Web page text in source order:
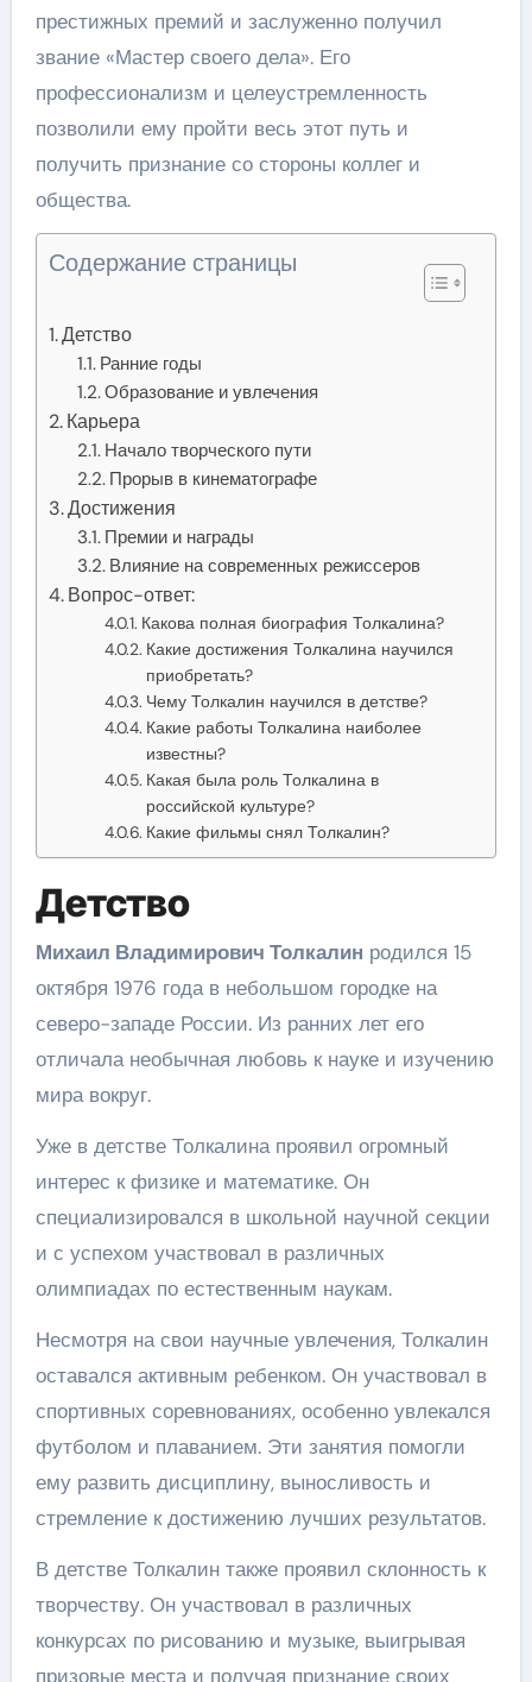
престижных премий и заслуженно получил
звание «Мастер своего дела». Его
профессионализм и целеустремленность
позволили ему пройти весь этот путь и
получить признание со стороны коллег и
общества.
Содержание страницы
Детство
Ранние годы
Образование и увлечения
Карьера
Начало творческого пути
Прорыв в кинематографе
Достижения
Премии и награды
Влияние на современных режиссеров
Вопрос-ответ:
Какова полная биография Толкалина?
Какие достижения Толкалина научился
приобретать?
Чему Толкалин научился в детстве?
Какие работы Толкалина наиболее
известны?
Какая была роль Толкалина в
российской культуре?
Какие фильмы снял Толкалин?
Детство
Михаил Владимирович Толкалин родился 15
октября 1976 года в небольшом городке на
северо-западе России. Из ранних лет его
отличала необычная любовь к науке и изучению
мира вокруг.
Уже в детстве Толкалина проявил огромный
интерес к физике и математике. Он
специализировался в школьной научной секции
и с успехом участвовал в различных
олимпиадах по естественным наукам.
Несмотря на свои научные увлечения, Толкалин
оставался активным ребенком. Он участвовал в
спортивных соревнованиях, особенно увлекался
футболом и плаванием. Эти занятия помогли
ему развить дисциплину, выносливость и
стремление к достижению лучших результатов.
В детстве Толкалин также проявил склонность к
творчеству. Он участвовал в различных
конкурсах по рисованию и музыке, выигрывая
призовые места и получая признание своих